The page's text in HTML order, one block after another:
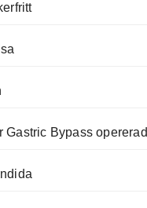
Gastric Bypass opererad